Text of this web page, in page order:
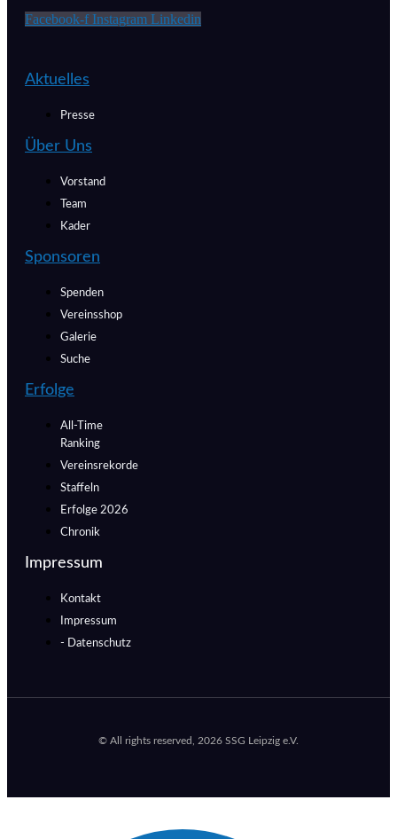
Facebook-f Instagram Linkedin
Aktuelles
Presse
Über Uns
Vorstand
Team
Kader
Sponsoren
Spenden
Vereinsshop
Galerie
Suche
Erfolge
All-Time
Ranking
Vereinsrekorde
Staffeln
Erfolge 2026
Chronik
Impressum
Kontakt
Impressum
- Datenschutz
© All rights reserved, 2026 SSG Leipzig e.V.